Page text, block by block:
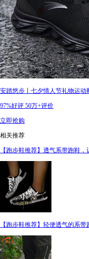
安踏悠步丨七夕情人节礼物运
97%好评 50万+评价
立即抢购
相关推荐
【跑步鞋推荐】透气系带跑鞋
【跑步鞋推荐】轻便透气的系